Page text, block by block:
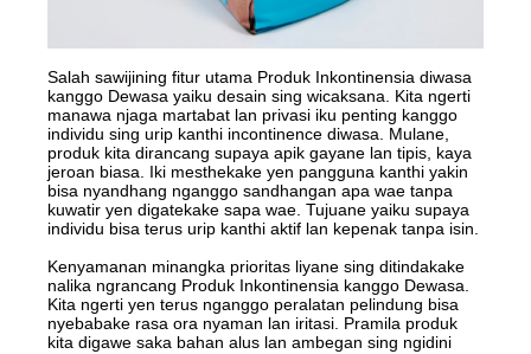
Salah sawijining fitur utama Produk Inkontinensia diwasa
kanggo Dewasa yaiku desain sing wicaksana. Kita ngerti
manawa njaga martabat lan privasi iku penting kanggo
individu sing urip kanthi incontinence diwasa. Mulane,
produk kita dirancang supaya apik gayane lan tipis, kaya
jeroan biasa. Iki mesthekake yen pangguna kanthi yakin
bisa nyandhang nganggo sandhangan apa wae tanpa
kuwatir yen digatekake sapa wae. Tujuane yaiku supaya
individu bisa terus urip kanthi aktif lan kepenak tanpa isin.
Kenyamanan minangka prioritas liyane sing ditindakake
nalika ngrancang Produk Inkontinensia kanggo Dewasa.
Kita ngerti yen terus nganggo peralatan pelindung bisa
nyebabake rasa ora nyaman lan iritasi. Pramila produk
kita digawe saka bahan alus lan ambegan sing ngidini